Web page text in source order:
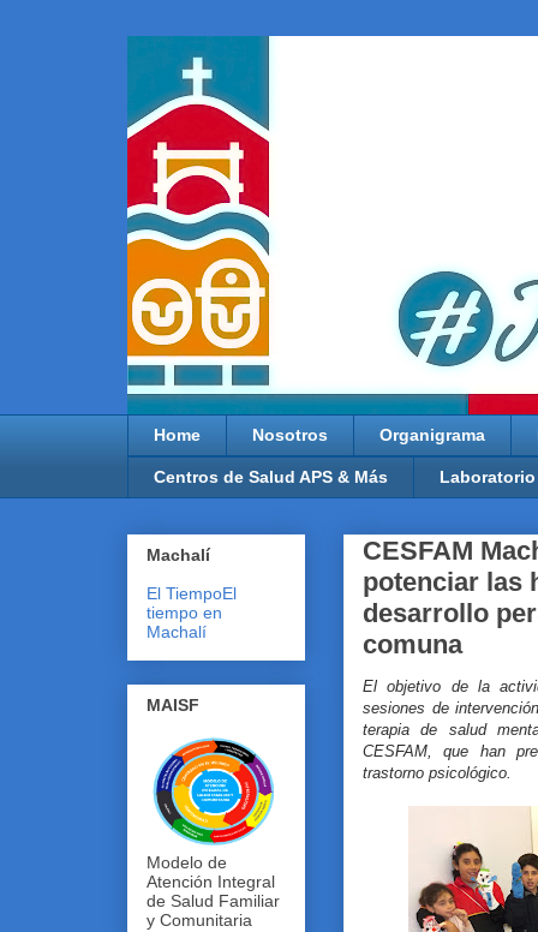
Home Nosotros Organigrama
Centros de Salud APS & Más Laboratorio
CESFAM
potenciar las
desarrollo
comuna
El objetivo de la
sesiones de
terapia de salud
CESFAM, que han
trastorno psicológico.
Machalí
El TiempoEl
tiempo en
Machalí
MAISF
Modelo de
Atención Integral
de Salud Familiar
y Comunitaria